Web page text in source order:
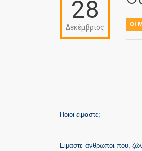
28
Δεκέμβριος ΟΙ
Ποιοι είμαστε;
Είμαστε άνθρωποι που,